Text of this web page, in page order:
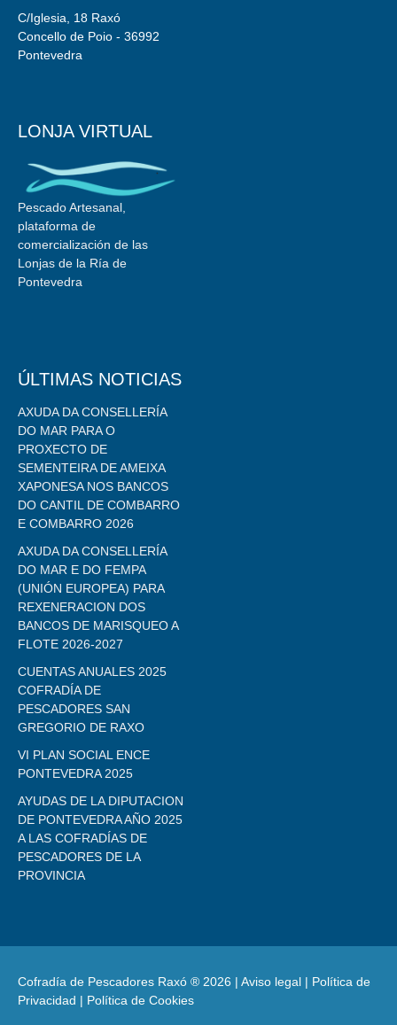
C/Iglesia, 18 Raxó
Concello de Poio - 36992
Pontevedra
LONJA VIRTUAL
Pescado Artesanal,
plataforma de
comercialización de las
Lonjas de la Ría de
Pontevedra
ÚLTIMAS NOTICIAS
AXUDA DA CONSELLERÍA
DO MAR PARA O
PROXECTO DE
SEMENTEIRA DE AMEIXA
XAPONESA NOS BANCOS
DO CANTIL DE COMBARRO
E COMBARRO 2026
AXUDA DA CONSELLERÍA
DO MAR E DO FEMPA
(UNIÓN EUROPEA) PARA
REXENERACION DOS
BANCOS DE MARISQUEO A
FLOTE 2026-2027
CUENTAS ANUALES 2025
COFRADÍA DE
PESCADORES SAN
GREGORIO DE RAXO
VI PLAN SOCIAL ENCE
PONTEVEDRA 2025
AYUDAS DE LA DIPUTACION
DE PONTEVEDRA AÑO 2025
A LAS COFRADÍAS DE
PESCADORES DE LA
PROVINCIA
Cofradía de Pescadores Raxó ® 2026 | Aviso legal | Política de
Privacidad | Política de Cookies